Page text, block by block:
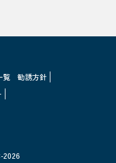
覧
勧誘方針
2026